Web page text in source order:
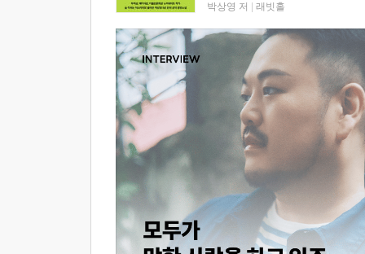
박상영 저 래빗홀